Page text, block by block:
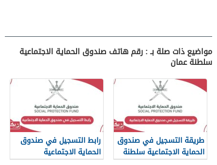
مواضيع ذات صلة بـ : رقم هاتف صندوق الحماية الاجتماعية
سلطنة عمان
طريقة التسجيل في صندوق
الحماية الاجتماعية سلطنة
رابط التسجيل في صندوق
الحماية الاجتماعية